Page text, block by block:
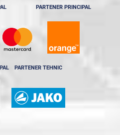
PARTENER PRINCIPAL
PARTENER TEHNIC